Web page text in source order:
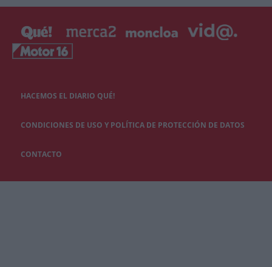
HACEMOS EL DIARIO QUÉ!
CONDICIONES DE USO Y POLÍTICA DE PROTECCIÓN DE DATOS
CONTACTO